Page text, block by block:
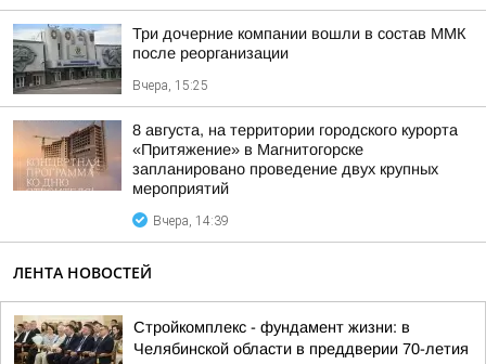
Три дочерние компании вошли в состав ММК
после реорганизации
Вчера, 15:25
8 августа, на территории городского курорта
«Притяжение» в Магнитогорске
запланировано проведение двух крупных
мероприятий
Вчера, 14:39
ЛЕНТА НОВОСТЕЙ
Стройкомплекс - фундамент жизни: в
Челябинской области в преддверии 70-летия